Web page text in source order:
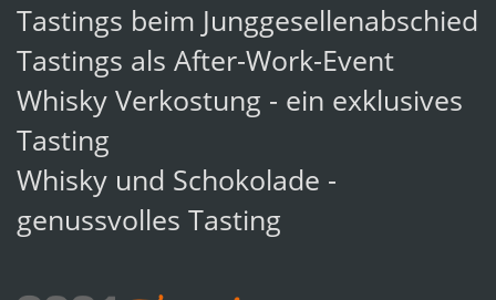
Tastings beim Junggesellenabschied
Tastings als After-Work-Event
Whisky Verkostung - ein exklusives
Tasting
Whisky und Schokolade -
genussvolles Tasting